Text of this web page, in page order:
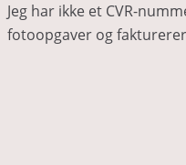
Jeg har ikke et CVR-
fotoopgaver og